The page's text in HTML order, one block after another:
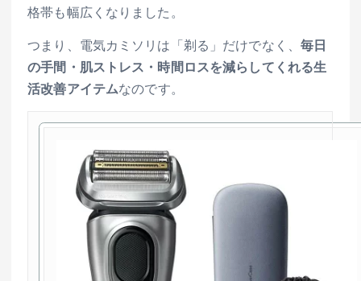
格帯も幅広くなりました。
つまり、電気カミソリは「剃る」だけでなく、毎日
の手間・肌ストレス・時間ロスを減らしてくれる生
活改善アイテムなのです。